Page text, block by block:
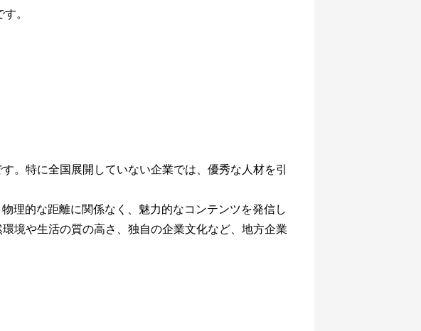
。
。特に全国展開していない企業では、優秀な人材を引
理的な距離に関係なく、魅力的なコンテンツを発信し
境や生活の質の高さ、独自の企業文化など、地方企業